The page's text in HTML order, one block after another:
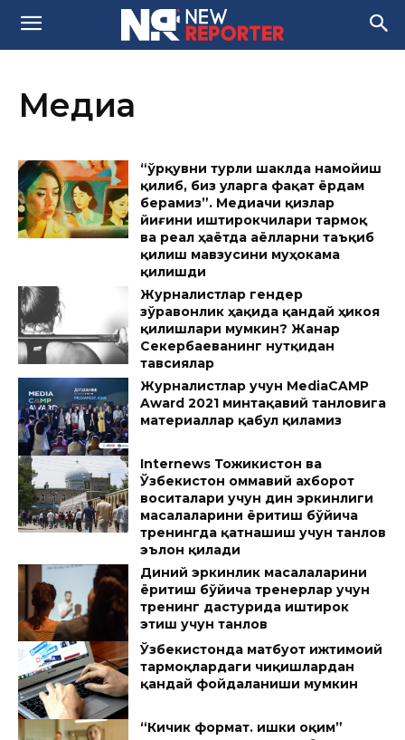
Медиа
“Қўрқувни турли шаклда намойиш
қилиб, биз уларга фақат ёрдам
берамиз”. Медиачи қизлар
йиғини иштирокчилари тармоқ
ва реал ҳаётда аёлларни таъқиб
қилиш мавзусини муҳокама
қилишди
Журналистлар гендер
зўравонлик ҳақида қандай ҳикоя
қилишлари мумкин? Жанар
Секербаеванинг нутқидан
тавсиялар
Журналистлар учун MediaCAMP
Award 2021 минтақавий танловига
материаллар қабул қиламиз
Internews Тожикистон ва
Ўзбекистон оммaвий aхборот
воситaлaри учун дин эркинлиги
мaсaлaлaрини ёритиш бўйичa
тренингдa қaтнaшиш учун тaнлов
эълон қилaди
Диний эркинлик масалаларини
ёритиш бўйича тренерлар учун
тренинг дастурида иштирок
этиш учун танлов
Ўзбекистонда матбуот ижтимоий
тармоқлардаги чиқишлардан
қандай фойдаланиши мумкин
“Кичик формат. Қишки оқим”